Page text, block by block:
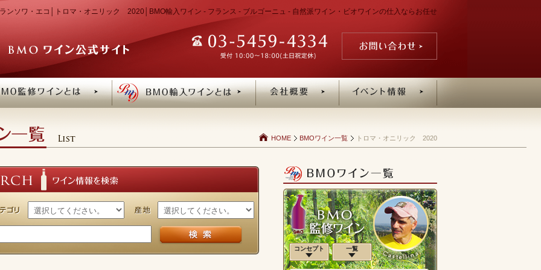
ンソワ・エコ│トロマ・オニリック 2020│BMO輸入ワイン - フランス - ブルゴーニュ - 自然派ワイン・ビオワインの仕入ならお任せ
HOME BMOワイン一覧 トロマ・オニリック 2020
コンセプト 一覧